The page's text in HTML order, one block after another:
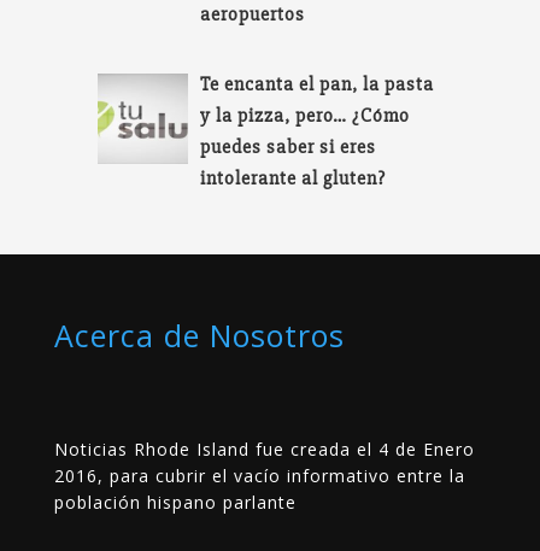
aeropuertos
Te encanta el pan, la pasta
y la pizza, pero… ¿Cómo
puedes saber si eres
intolerante al gluten?
Acerca de Nosotros
Noticias Rhode Island fue creada el 4 de Enero
2016, para cubrir el vacío informativo entre la
población hispano parlante